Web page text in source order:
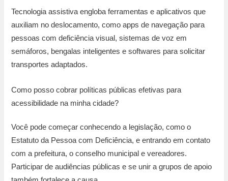
Tecnologia assistiva engloba ferramentas e aplicativos que
auxiliam no deslocamento, como apps de navegação para
pessoas com deficiência visual, sistemas de voz em
semáforos, bengalas inteligentes e softwares para solicitar
transportes adaptados.
Como posso cobrar políticas públicas efetivas para
acessibilidade na minha cidade?
Você pode começar conhecendo a legislação, como o
Estatuto da Pessoa com Deficiência, e entrando em contato
com a prefeitura, o conselho municipal e vereadores.
Participar de audiências públicas e se unir a grupos de apoio